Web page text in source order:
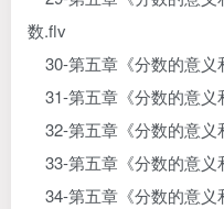
数.flv
30-第五章《分数的意义
31-第五章《分数的意义
32-第五章《分数的意义
33-第五章《分数的意义
34-第五章《分数的意义